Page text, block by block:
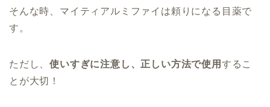
そんな時、マイティアルミファイは頼りになる目薬で
す。
ただし、使いすぎに注意し、正しい方法で使用 するこ
とが大切！